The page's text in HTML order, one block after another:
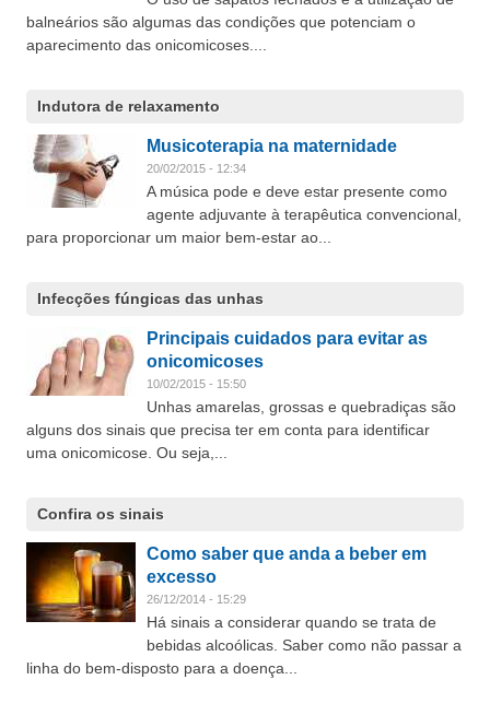
balneários são algumas das condições que potenciam o
aparecimento das onicomicoses....
Indutora de relaxamento
Musicoterapia na maternidade
20/02/2015 - 12:34
A música pode e deve estar presente como
agente adjuvante à terapêutica convencional,
para proporcionar um maior bem-estar ao...
Infecções fúngicas das unhas
Principais cuidados para evitar as
onicomicoses
10/02/2015 - 15:50
Unhas amarelas, grossas e quebradiças são
alguns dos sinais que precisa ter em conta para identificar
uma onicomicose. Ou seja,...
Confira os sinais
Como saber que anda a beber em
excesso
26/12/2014 - 15:29
Há sinais a considerar quando se trata de
bebidas alcoólicas. Saber como não passar a
linha do bem-disposto para a doença...